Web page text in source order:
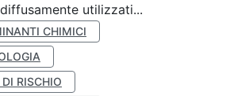
utilizzati...
CHIMICI
RISCHIO